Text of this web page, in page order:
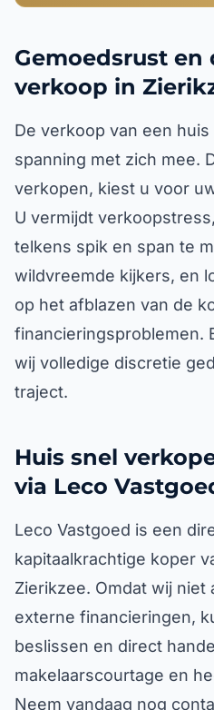
Gemoedsrust
verkoop in
De verkoop van een
spanning met zich mee.
verkopen, kiest u voor
U vermijdt
telkens spik en span te
wildvreemde kijkers, en
op het afblazen van de
financieringsproblemen.
wij volledige discretie
traject.
Huis snel
via Leco
Leco Vastgoed is een
kapitaalkrachtige koper
Zierikzee. Omdat wij niet
externe financieringen,
beslissen en direct
makelaarscourtage en
Neem vandaag nog